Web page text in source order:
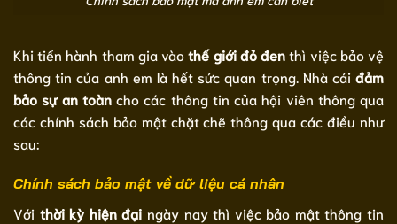
Khi tiến hành tham gia vàothế giới đỏ đenthì việc bảo vệ
thông tin của anh em là hết sức quan trọng. Nhà cáiđảm
bảo sự an toàncho các thông tin của hội viên thông qua
các chính sách bảo mật chặt chẽ thông qua các điều như
sau:
Chính sách bảo mật về dữ liệu cá nhân
Với thời kỳ hiện đại ngày nay thì việc bảo mật thông tin